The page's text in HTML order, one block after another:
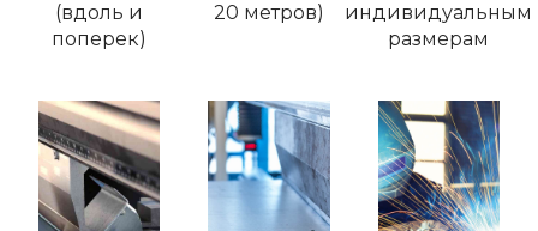
(вдоль и
поперек)
20 метров)
индивидуальным
размерам